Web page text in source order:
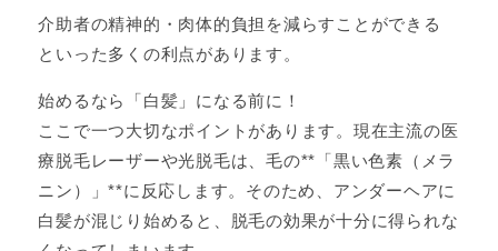
介助者の精神的・肉体的負担を減らすことができる
といった多くの利点があります。
始めるなら「白髪」になる前に！
ここで一つ大切なポイントがあります。現在主流の医
療脱毛レーザーや光脱毛は、毛の**「黒い色素（メラ
ニン）」**に反応します。そのため、アンダーヘアに
白髪が混じり始めると、脱毛の効果が十分に得られな